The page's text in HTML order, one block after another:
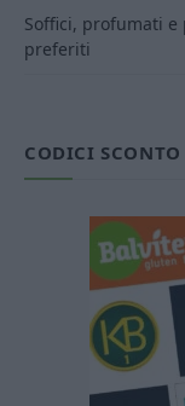
Soffici, profumati
preferiti
CODICI SCONTO